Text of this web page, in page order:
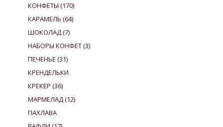
КОНФЕТЫ (170)
КАРАМЕЛЬ (64)
ШОКОЛАД(7)
НАБОРЫ КОНФЕТ(3)
ПЕЧЕНЬЕ (31)
КРЕНДЕЛЬКИ
КРЕКЕР (36)
МАРМЕЛАД(12)
ПАХЛАВА